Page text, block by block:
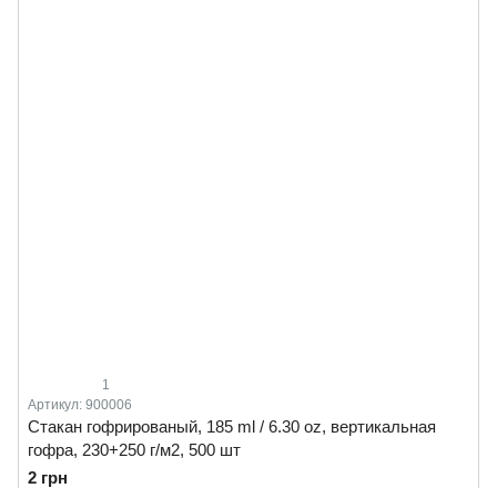
1
Артикул: 900006
Стакан гофрированый, 185 ml / 6.30 oz, вертикальная
гофра, 230+250 г/м2, 500 шт
2 грн